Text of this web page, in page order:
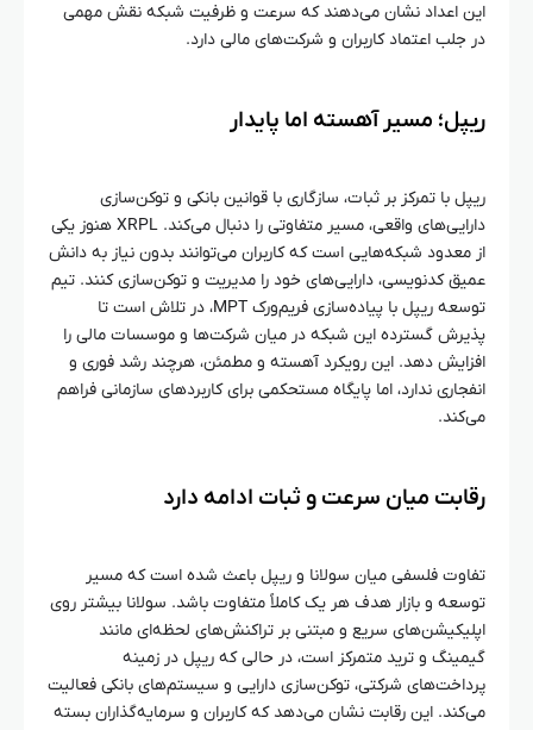
این اعداد نشان می‌دهند که سرعت و ظرفیت شبکه نقش مهمی
در جلب اعتماد کاربران و شرکت‌های مالی دارد.
ریپل؛ مسیر آهسته اما پایدار
ریپل با تمرکز بر ثبات، سازگاری با قوانین بانکی و توکن‌سازی
دارایی‌های واقعی، مسیر متفاوتی را دنبال می‌کند. XRPL هنوز یکی
از معدود شبکه‌هایی است که کاربران می‌توانند بدون نیاز به دانش
عمیق کدنویسی، دارایی‌های خود را مدیریت و توکن‌سازی کنند. تیم
توسعه ریپل با پیاده‌سازی فریم‌ورک MPT، در تلاش است تا
پذیرش گسترده این شبکه در میان شرکت‌ها و موسسات مالی را
افزایش دهد. این رویکرد آهسته و مطمئن، هرچند رشد فوری و
انفجاری ندارد، اما پایگاه مستحکمی برای کاربردهای سازمانی فراهم
می‌کند.
رقابت میان سرعت و ثبات ادامه دارد
تفاوت فلسفی میان سولانا و ریپل باعث شده است که مسیر
توسعه و بازار هدف هر یک کاملاً متفاوت باشد. سولانا بیشتر روی
اپلیکیشن‌های سریع و مبتنی بر تراکنش‌های لحظه‌ای مانند
گیمینگ و ترید متمرکز است، در حالی که ریپل در زمینه
پرداخت‌های شرکتی، توکن‌سازی دارایی و سیستم‌های بانکی فعالیت
می‌کند. این رقابت نشان می‌دهد که کاربران و سرمایه‌گذاران بسته